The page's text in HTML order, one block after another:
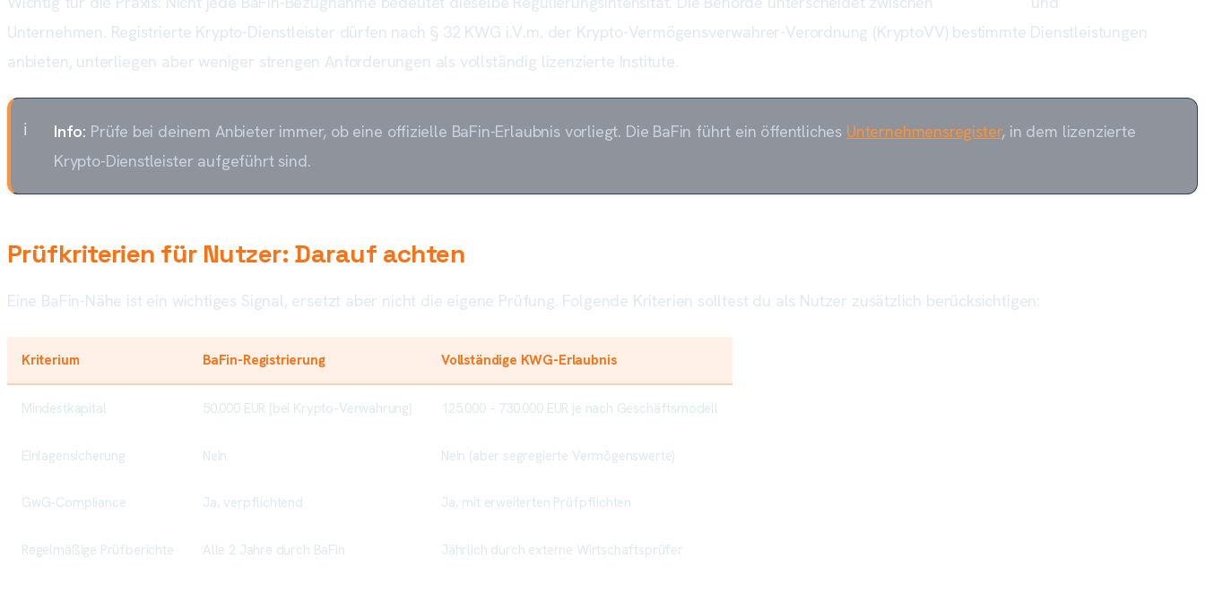
Unternehmen. Registrierte Krypto-Dienstleister dürfen nach § 32 KWG i.V.m. der Krypto-Vermögensverwahrer-Verordnung (KryptoVV) bestimmte Dienstleistungen
anbieten, unterliegen aber weniger strengen Anforderungen als vollständig lizenzierte Institute.
Info: Prüfe bei deinem Anbieter immer, ob eine offizielle BaFin-Erlaubnis vorliegt. Die BaFin führt ein öffentliches Unternehmensregister, in dem lizenzierte
Krypto-Dienstleister aufgeführt sind.
Prüfkriterien für Nutzer: Darauf achten
Eine BaFin-Nähe ist ein wichtiges Signal, ersetzt aber nicht die eigene Prüfung. Folgende Kriterien solltest du als Nutzer zusätzlich berücksichtigen:
Kriterium BaFin-Registrierung Vollständige KWG-Erlaubnis
Mindestkapital 50.000 EUR (bei Krypto-Verwahrung) 125.000 – 730.000 EUR je nach Geschäftsmodell
Einlagensicherung Nein Nein (aber segregierte Vermögenswerte)
GwG-Compliance Ja, verpflichtend Ja, mit erweiterten Prüfpflichten
Regelmäßige Prüfberichte Alle 2 Jahre durch BaFin Jährlich durch externe Wirtschaftsprüfer